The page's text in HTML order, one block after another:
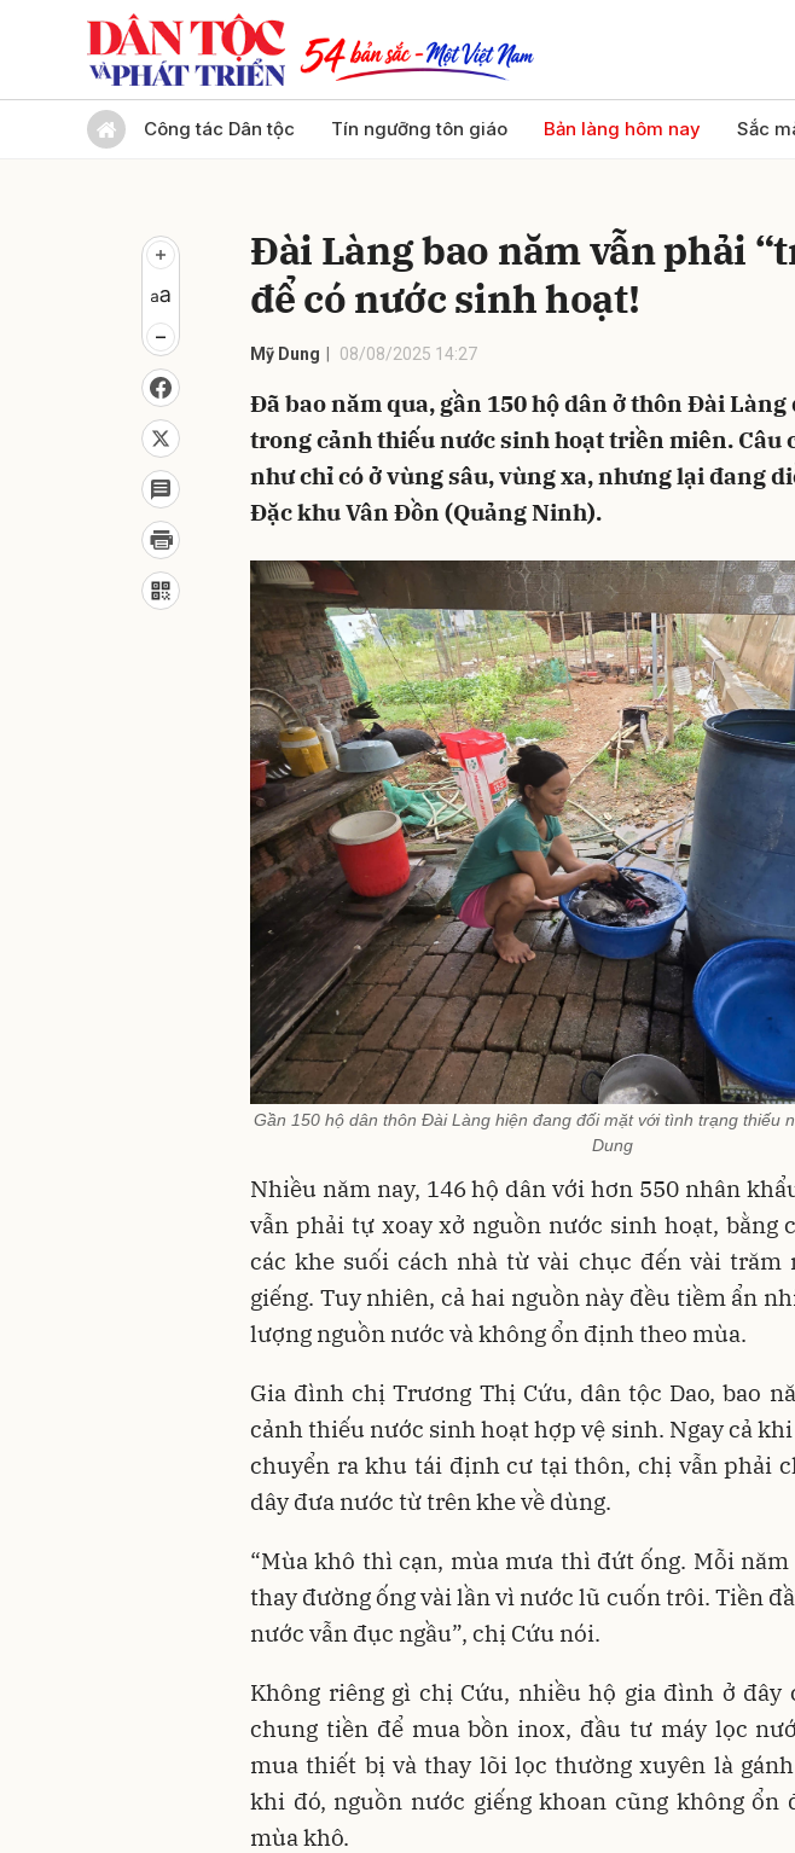
Công tác Dân tộc Tín ngưỡng tôn giáo Bản làng hôm nay Sắc
Đài Làng bao năm vẫn phải
để có nước sinh hoạt!
Mỹ Dung 08/08/2025 14:27
Đã bao năm qua, gần 150 hộ dân ở thôn Đài
trong cảnh thiếu nước sinh hoạt triền miên. Câu
như chỉ có ở vùng sâu, vùng xa, nhưng lại đang
Đặc khu Vân Đồn (Quảng Ninh).
Gần 150 hộ dân thôn Đài Làng hiện đang đối mặt với tình trạng thiếu
Dung
Nhiều năm nay, 146 hộ dân với hơn 550 nhân
vẫn phải tự xoay xở nguồn nước sinh hoạt, bằng
các khe suối cách nhà từ vài chục đến vài trăm
giếng. Tuy nhiên, cả hai nguồn này đều tiềm ẩn
lượng nguồn nước và không ổn định theo mùa.
Gia đình chị Trương Thị Cứu, dân tộc Dao, bao
cảnh thiếu nước sinh hoạt hợp vệ sinh. Ngay cả
chuyển ra khu tái định cư tại thôn, chị vẫn phải
dây đưa nước từ trên khe về dùng.
“Mùa khô thì cạn, mùa mưa thì đứt ống. Mỗi
thay đường ống vài lần vì nước lũ cuốn trôi. Tiền
nước vẫn đục ngầu”, chị Cứu nói.
Không riêng gì chị Cứu, nhiều hộ gia đình ở đây
chung tiền để mua bồn inox, đầu tư máy lọc
mua thiết bị và thay lõi lọc thường xuyên là
khi đó, nguồn nước giếng khoan cũng không ổn
mùa khô.
Gửi bình luận